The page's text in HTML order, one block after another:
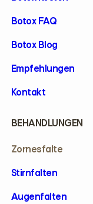
Botox FAQ
Botox Blog
Empfehlungen
Kontakt
BEHANDLUNGEN
Zornesfalte
Stirnfalten
Augenfalten